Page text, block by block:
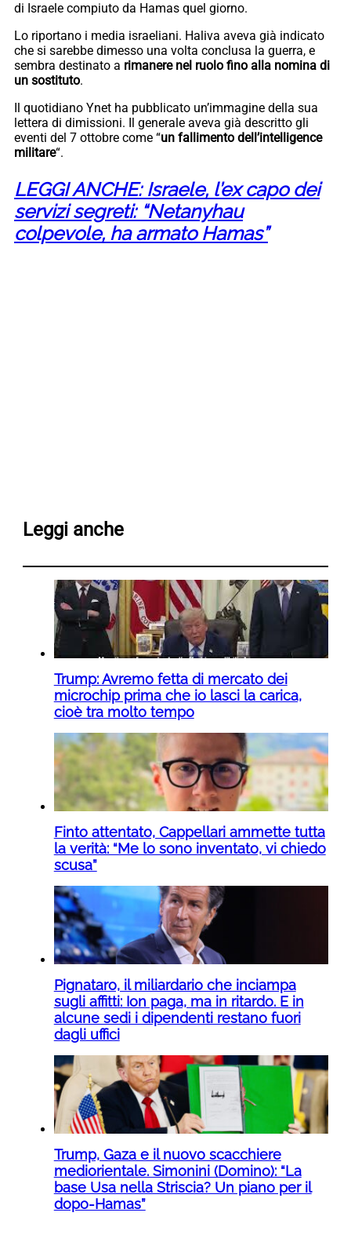
di Israele compiuto da Hamas quel giorno.
Lo riportano i media israeliani. Haliva aveva già indicato
che si sarebbe dimesso una volta conclusa la guerra, e
sembra destinato a rimanere nel ruolo fino alla nomina di
un sostituto.
Il quotidiano Ynet ha pubblicato un’immagine della sua
lettera di dimissioni. Il generale aveva già descritto gli
eventi del 7 ottobre come “un fallimento dell’intelligence
militare“.
LEGGI ANCHE: Israele, l’ex capo dei
servizi segreti: “Netanyhau
colpevole, ha armato Hamas”
Leggi anche
Trump: Avremo fetta di mercato dei
microchip prima che io lasci la carica,
cioè tra molto tempo
Finto attentato, Cappellari ammette tutta
la verità: “Me lo sono inventato, vi chiedo
scusa”
Pignataro, il miliardario che inciampa
sugli affitti: Ion paga, ma in ritardo. E in
alcune sedi i dipendenti restano fuori
dagli uffici
Trump, Gaza e il nuovo scacchiere
mediorientale. Simonini (Domino): “La
base Usa nella Striscia? Un piano per il
dopo-Hamas”